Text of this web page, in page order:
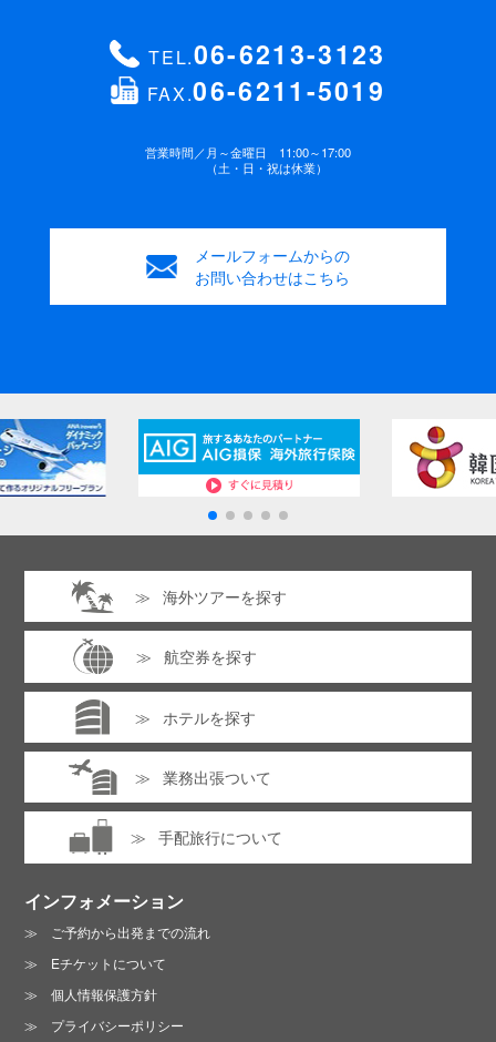
TEL.06-6213-3123
FAX.06-6211-5019
営業時間／月～金曜日 11:00～17:00
（土・日・祝は休業）
メールフォームからの
お問い合わせはこちら
海外ツアーを探す
航空券を探す
ホテルを探す
業務出張ついて
手配旅行について
インフォメーション
ご予約から出発までの流れ
Eチケットについて
個人情報保護方針
プライバシーポリシー